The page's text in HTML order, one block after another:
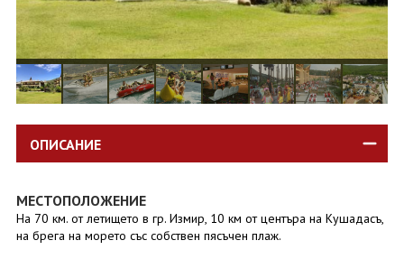
ОПИСАНИЕ
МЕСТОПОЛОЖЕНИЕ
На 70 км. от летището в гр. Измир, 10 км от центъра на Кушадасъ,
на брега на морето със собствен пясъчен плаж.